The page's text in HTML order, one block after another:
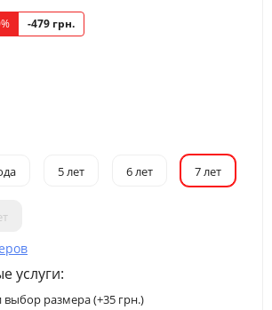
-479 грн.
5 лет 6 лет 7 лет
услуги:
размера (+35 грн.)